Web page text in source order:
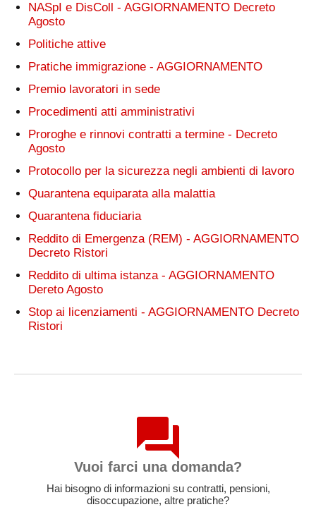
NASpI e DisColl - AGGIORNAMENTO Decreto
Agosto
Politiche attive
Pratiche immigrazione - AGGIORNAMENTO
Premio lavoratori in sede
Procedimenti atti amministrativi
Proroghe e rinnovi contratti a termine - Decreto
Agosto
Protocollo per la sicurezza negli ambienti di lavoro
Quarantena equiparata alla malattia
Quarantena fiduciaria
Reddito di Emergenza (REM) - AGGIORNAMENTO
Decreto Ristori
Reddito di ultima istanza - AGGIORNAMENTO
Dereto Agosto
Stop ai licenziamenti - AGGIORNAMENTO Decreto
Ristori
Vuoi farci una domanda?
Hai bisogno di informazioni su contratti, pensioni,
disoccupazione, altre pratiche?